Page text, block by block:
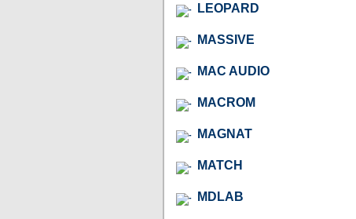
LEOPARD
MASSIVE
MAC AUDIO
MACROM
MAGNAT
MATCH
MDLAB